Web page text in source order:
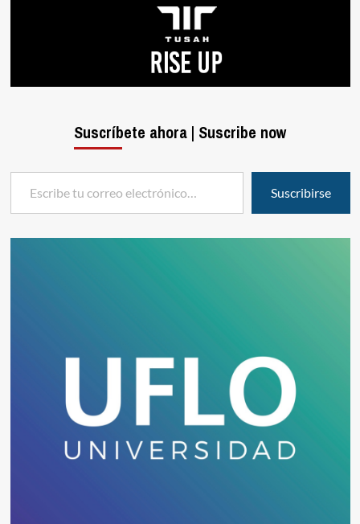
Suscríbete ahora | Suscribe now
Escribe tu correo electrónico…
Suscribirse